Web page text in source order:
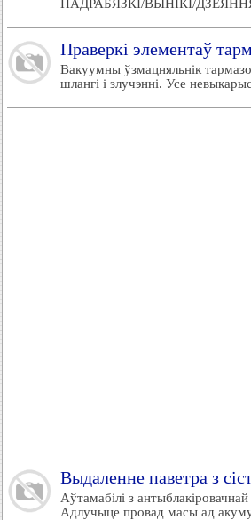
ПАДРАБЯЗКІ/ВЫНІКІ/
Праверкі элементаў
Вакуумны ўзмацняльнік
шлангі і злучэнні. Усе
Выдаленне паветра з
Аўтамабілі з
Адлучыце провад масы ад